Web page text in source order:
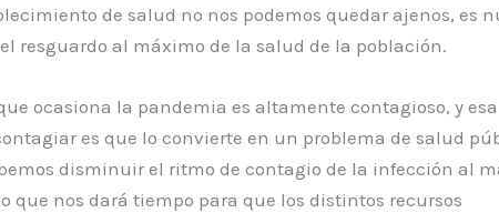
de salud no nos podemos quedar ajenos, es
resguardo al máximo de la salud de la población.
ocasiona la pandemia es altamente contagioso, y esa
es que lo convierte en un problema de salud
disminuir el ritmo de contagio de la infección al
que nos dará tiempo para que los distintos recursos